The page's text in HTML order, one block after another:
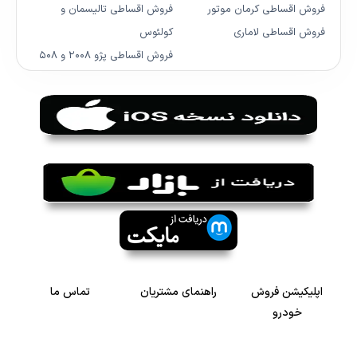
فروش اقساطی کرمان موتور
فروش اقساطی لاماری
فروش اقساطی تالیسمان و
کولئوس
فروش اقساطی پژو ۲۰۰۸ و ۵۰۸
اپلیکیشن فروش
خودرو
راهنمای مشتریان تماس ما